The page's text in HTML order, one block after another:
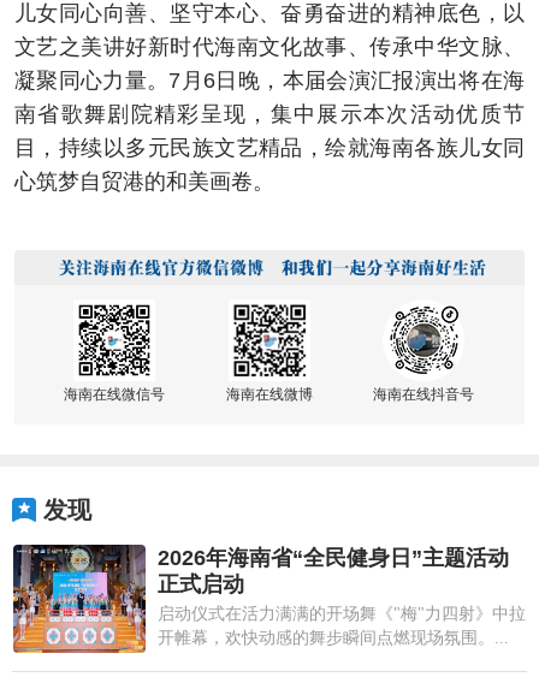
儿女同心向善、坚守本心、奋勇奋进的精神底色，以
文艺之美讲好新时代海南文化故事、传承中华文脉、
凝聚同心力量。7月6日晚，本届会演汇报演出将在海
南省歌舞剧院精彩呈现，集中展示本次活动优质节
目，持续以多元民族文艺精品，绘就海南各族儿女同
心筑梦自贸港的和美画卷。
海南在线微信号 海南在线微博 海南在线抖音号
发现
2026年海南省“全民健身日”主题活动
正式启动
启动仪式在活力满满的开场舞《"梅"力四射》中拉
开帷幕，欢快动感的舞步瞬间点燃现场氛围。...